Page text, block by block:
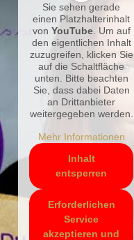
Sie sehen gerade
einen Platzhalterinhalt
von YouTube. Um auf
den eigentlichen Inhalt
zuzugreifen, klicken Sie
auf die Schaltfläche
unten. Bitte beachten
Sie, dass dabei Daten
an Drittanbieter
weitergegeben werden.
Mehr Informationen
Inhalt
entsperren
Erforderlichen
Service
akzeptieren und